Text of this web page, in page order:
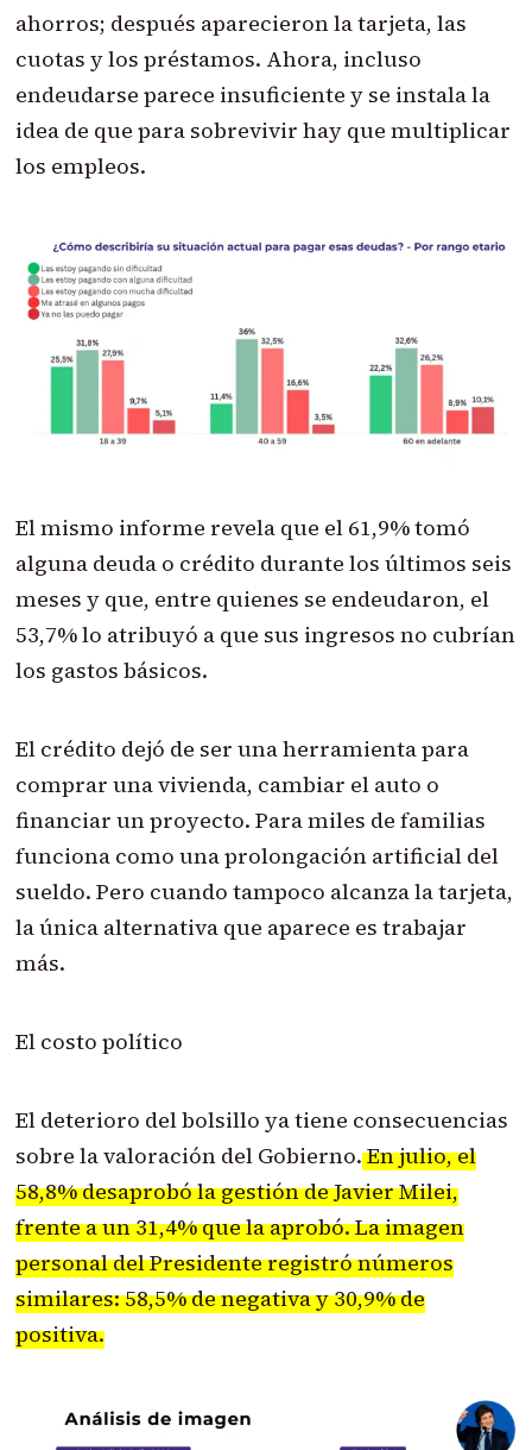
ahorros; después aparecieron la tarjeta, las
cuotas y los préstamos. Ahora, incluso
endeudarse parece insuficiente y se instala la
idea de que para sobrevivir hay que multiplicar
los empleos.
El mismo informe revela que el 61,9% tomó
alguna deuda o crédito durante los últimos seis
meses y que, entre quienes se endeudaron, el
53,7% lo atribuyó a que sus ingresos no cubrían
los gastos básicos.
El crédito dejó de ser una herramienta para
comprar una vivienda, cambiar el auto o
financiar un proyecto. Para miles de familias
funciona como una prolongación artificial del
sueldo. Pero cuando tampoco alcanza la tarjeta,
la única alternativa que aparece es trabajar
más.
El costo político
El deterioro del bolsillo ya tiene consecuencias
sobre la valoración del Gobierno.En julio, el
58,8% desaprobó la gestión de Javier Milei,
frente a un 31,4% que la aprobó. La imagen
personal del Presidente registró números
similares: 58,5% de negativa y 30,9% de
positiva.